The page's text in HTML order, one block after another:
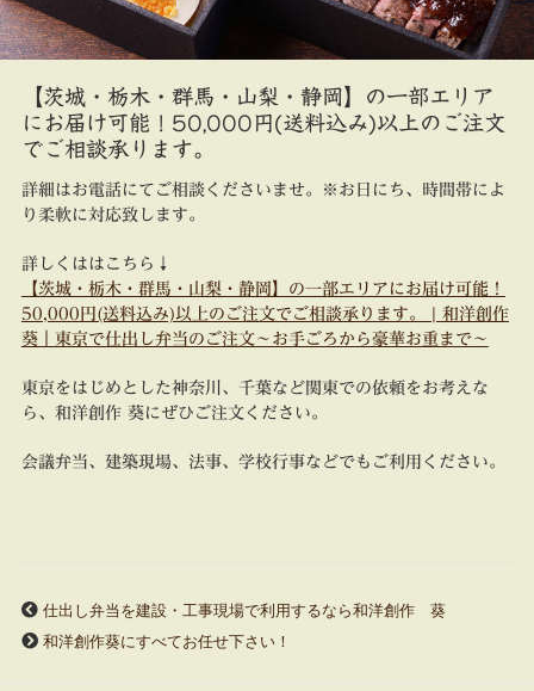
【茨城・栃木・群馬・山梨・静岡】の一部エリア
にお届け可能！50,000円(送料込み)以上のご注文
でご相談承ります。
詳細はお電話にてご相談くださいませ。
※お日にち、時間帯によ
り柔軟に対応致します。
詳しくははこちら↓
【茨城・栃木・群馬・山梨・静岡】の一部エリアにお届け可能！
50,000円(送料込み)以上のご注文でご相談承ります。 | 和洋創作
葵｜東京で仕出し弁当のご注文～お手ごろから豪華お重まで～
東京をはじめとした神奈川、千葉など関東での依頼をお考えな
ら、和洋創作 葵にぜひご注文ください。
会議弁当、建築現場、法事、学校行事などでもご利用ください。
仕出し弁当を建設・工事現場で利用するなら和洋創作 葵
和洋創作葵にすべてお任せ下さい！